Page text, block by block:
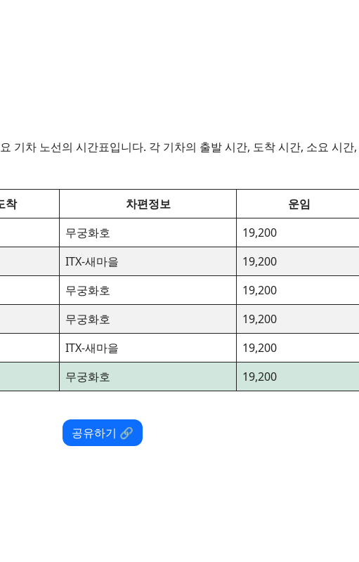
기차 노선의 시간표입니다. 각 기차의 출발 시간, 도착 시간, 소요 시간,
착 차편정보
운임
무궁화호
19,200
ITX-새마을
19,200
무궁화호
19,200
무궁화호
19,200
ITX-새마을
19,200
무궁화호 19,200
공유하기 🔗